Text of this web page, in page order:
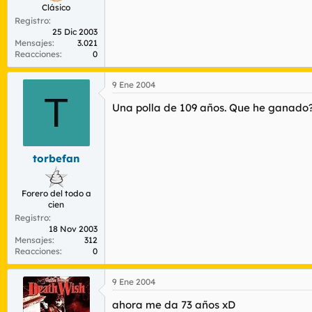
Clásico
Registro
25 Dic 2003
Mensajes
3.021
Reacciones
0
T
torbefan
Forero del todo a
cien
Registro
18 Nov 2003
Mensajes
312
Reacciones
0
9 Ene 2004
Una polla de 109 años. Que he
9 Ene 2004
ahora me da 73 años xD